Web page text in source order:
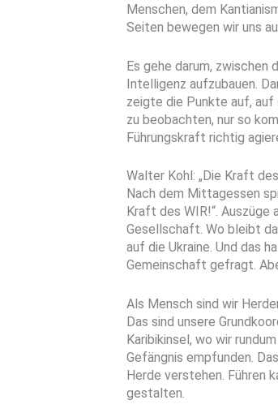
Menschen, dem
Seiten bewegen wir uns
Es gehe darum, zwischen
Intelligenz aufzubauen.
zeigte die Punkte auf, auf
zu beobachten, nur so
Führungskraft richtig
Walter Kohl: „Die Kraft des
Nach dem Mittagessen
Kraft des WIR!“. Auszüge
Gesellschaft. Wo bleibt
auf die Ukraine. Und das
Gemeinschaft gefragt.
Als Mensch sind wir
Das sind unsere
Karibikinsel, wo wir
Gefängnis empfunden.
Herde verstehen. Führen
gestalten.